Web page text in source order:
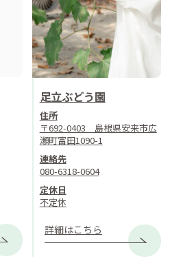
足立ぶどう園
住所
〒692-0403 島根県安来市広
瀬町富田1090-1
連絡先
080-6318-0604
定休日
不定休
詳細はこちら